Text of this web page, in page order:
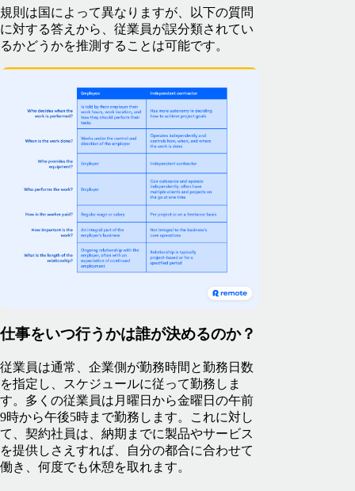
規則は国によって異なりますが、以下の質問
に対する答えから、従業員が誤分類されてい
るかどうかを推測することは可能です。
仕事をいつ行うかは誰が決めるのか？
従業員は通常、企業側が勤務時間と勤務日数
を指定し、スケジュールに従って勤務しま
す。多くの従業員は月曜日から金曜日の午前
9時から午後5時まで勤務します。これに対し
て、契約社員は、納期までに製品やサービス
を提供しさえすれば、自分の都合に合わせて
働き、何度でも休憩を取れます。